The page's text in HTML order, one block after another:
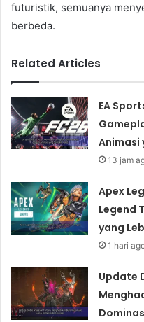
futuristik, semuanya
berbeda.
Related Articles
EA
Animasi
13 jam
Apex
Legend
yang
1 hari
Update